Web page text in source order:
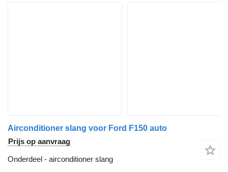
Airconditioner slang voor Ford F150 auto
Prijs op aanvraag
Onderdeel - airconditioner slang